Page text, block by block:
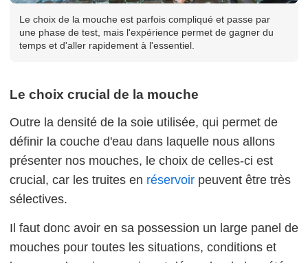
Le choix de la mouche est parfois compliqué et passe par
une phase de test, mais l'expérience permet de gagner du
temps et d'aller rapidement à l'essentiel.
Le choix crucial de la mouche
Outre la densité de la soie utilisée, qui permet de
définir la couche d'eau dans laquelle nous allons
présenter nos mouches, le choix de celles-ci est
crucial, car les truites en réservoir peuvent être très
sélectives.
Il faut donc avoir en sa possession un large panel de
mouches pour toutes les situations, conditions et